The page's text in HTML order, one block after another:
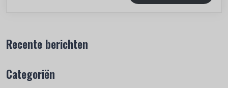
Recente berichten
Categoriën